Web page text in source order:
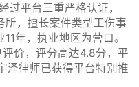
过平台三重严格认证，
所，擅长案件类型工伤事
年，执业地区为营口。
价，评分高达4.8分，平
泽律师已获得平台特别推